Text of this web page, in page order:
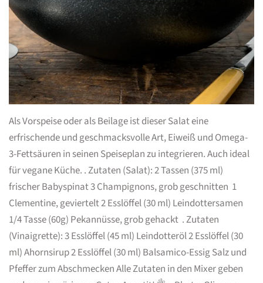
Als Vorspeise oder als Beilage ist dieser Salat eine
erfrischende und geschmacksvolle Art, Eiweiß und Omega-
3-Fettsäuren in seinen Speiseplan zu integrieren. Auch ideal
für vegane Küche. . Zutaten (Salat): 2 Tassen (375 ml)
frischer Babyspinat 3 Champignons, grob geschnitten 1
Clementine, geviertelt 2 Esslöffel (30 ml) Leindottersamen
1/4 Tasse (60g) Pekannüsse, grob gehackt . Zutaten
(Vinaigrette): 3 Esslöffel (45 ml) Leindotteröl 2 Esslöffel (30
ml) Ahornsirup 2 Esslöffel (30 ml) Balsamico-Essig Salz und
Pfeffer zum Abschmecken Alle Zutaten in den Mixer geben